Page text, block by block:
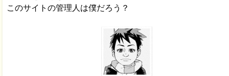
このサイトの管理人は僕だろう？